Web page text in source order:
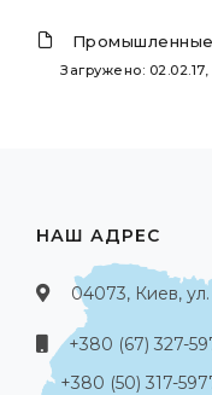
Загружено:
НАШ АДРЕС
04073, Киев,
+380 (67) 327-
+380 (50) 317-